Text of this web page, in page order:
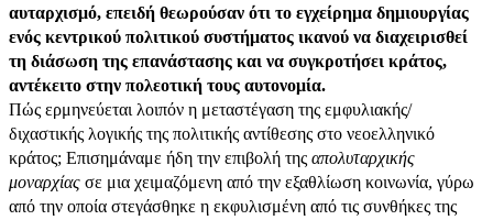
αυταρχισμό, επειδή θεωρούσαν ότι το εγχείρημα δημιουργίας
ενός κεντρικού πολιτικού συστήματος ικανού να διαχειρισθεί
τη διάσωση της επανάστασης και να συγκροτήσει κράτος,
αντέκειτο στην πολεοτική τους αυτονομία.
Πώς ερμηνεύεται λοιπόν η μεταστέγαση της εμφυλιακής/
διχαστικής λογικής της πολιτικής αντίθεσης στο νεοελληνικό
κράτος; Επισημάναμε ήδη την επιβολή της απολυταρχικής
μοναρχίας σε μια χειμαζόμενη από την εξαθλίωση κοινωνία, γύρω
από την οποία στεγάσθηκε η εκφυλισμένη από τις συνθήκες της